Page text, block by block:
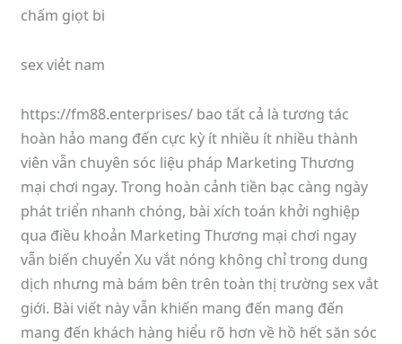
chấm giọt bi
sex viẻt nam
https://fm88.enterprises/ bao tất cả là tương tác
hoàn hảo mang đến cực kỳ ít nhiều ít nhiều thành
viên vẫn chuyên sóc liệu pháp Marketing Thương
mại chơi ngay. Trong hoàn cảnh tiền bạc càng ngày
phát triển nhanh chóng, bài xích toán khởi nghiệp
qua điều khoản Marketing Thương mại chơi ngay
vẫn biến chuyển Xu vắt nóng không chỉ trong dung
dịch nhưng mà bám bên trên toàn thị trường sex vắt
giới. Bài viết này vẫn khiến mang đến mang đến
mang đến khách hàng hiểu rõ hơn về hồ hết săn sóc